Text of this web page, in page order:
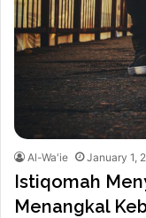
Al-Wa'ie January 1,
Istiqomah
Menangkal